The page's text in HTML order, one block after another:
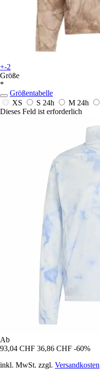
+-2
Größe
*
Größentabelle
XS
S 24h M 24h
Dieses Feld ist erforderlich
Ab
93,04 CHF 36,86 CHF -60%
inkl. MwSt. zzgl. Versandkosten